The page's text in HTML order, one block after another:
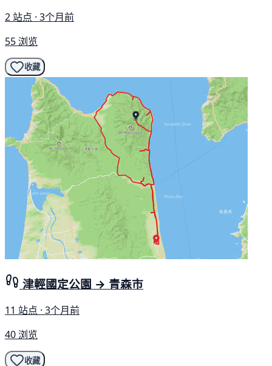
2 站点 · 3个月前
55 浏览
收藏
津輕國定公園 → 青森市
11 站点 · 3个月前
40 浏览
收藏